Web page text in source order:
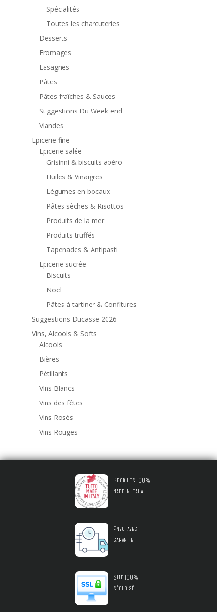
Spécialités
Toutes les charcuteries
Desserts
Fromages
Lasagnes
Pâtes
Pâtes fraîches & Sauces
Suggestions Du Week-end
Viandes
Epicerie fine
Epicerie salée
Grisinni & biscuits apéro
Huiles & Vinaigres
Légumes en bocaux
Pâtes sèches & Risottos
Produits de la mer
Produits truffés
Tapenades & Antipasti
Epicerie sucrée
Biscuits
Noël
Pâtes à tartiner & Confitures
Suggestions Ducasse 2026
Vins, Alcools & Softs
Alcools
Bières
Pétillants
Vins Blancs
Vins des fêtes
Vins Rosés
Vins Rouges
Produits 100%
made in Italia
Envoi avec
garantie
Site 100%
sécurisé